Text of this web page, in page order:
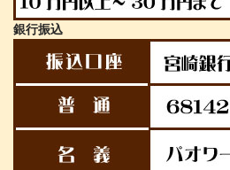
銀行振込